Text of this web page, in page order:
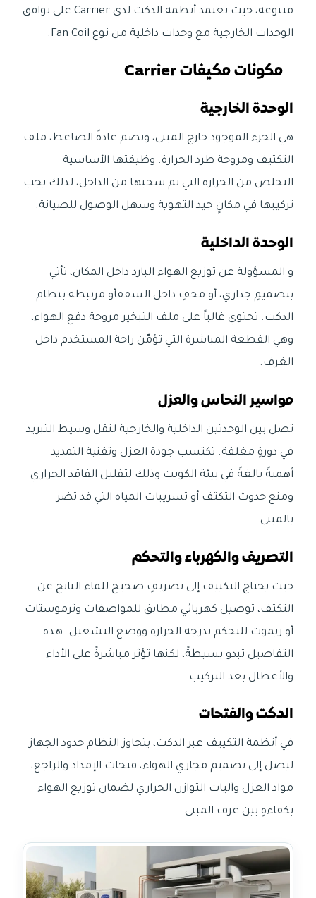
متنوعة، حيث تعتمد أنظمة الدكت لدى Carrier على توافق
الوحدات الخارجية مع وحدات داخلية من نوع Fan Coil.
مكونات مكيفات Carrier
الوحدة الخارجية
هي الجزء الموجود خارج المبنى، وتضم عادةً الضاغط، ملف
التكثيف ومروحة طرد الحرارة. وظيفتها الأساسية
التخلص من الحرارة التي تم سحبها من الداخل، لذلك يجب
تركيبها في مكانٍ جيد التهوية وسهل الوصول للصيانة.
الوحدة الداخلية
و المسؤولة عن توزيع الهواء البارد داخل المكان، تأتي
بتصميمٍ جداري، أو مخفٍ داخل السقفأو مرتبطة بنظام
الدكت. تحتوي غالباً على ملف التبخير مروحة دفع الهواء،
وهي القطعة المباشرة التي تؤمّن راحة المستخدم داخل
الغرف.
مواسير النحاس والعزل
تصل بين الوحدتين الداخلية والخارجية لنقل وسيط التبريد
في دورةٍ مغلقة. تكتسب جودة العزل وتقنية التمديد
أهميةً بالغةً في بيئة الكويت وذلك لتقليل الفاقد الحراري
ومنع حدوث التكثف أو تسريبات المياه التي قد تضر
بالمبنى.
التصريف والكهرباء والتحكم
حيث يحتاج التكييف إلى تصريفٍ صحيح للماء الناتج عن
التكثف، توصيل كهربائي مطابق للمواصفات وثرموستات
أو ريموت للتحكم بدرجة الحرارة ووضع التشغيل. هذه
التفاصيل تبدو بسيطةً، لكنها تؤثر مباشرةً على الأداء
والأعطال بعد التركيب.
الدكت والفتحات
في أنظمة التكييف عبر الدكت، يتجاوز النظام حدود الجهاز
ليصل إلى تصميم مجاري الهواء، فتحات الإمداد والراجع،
مواد العزل وآليات التوازن الحراري لضمان توزيع الهواء
بكفاءةٍ بين غرف المبنى.